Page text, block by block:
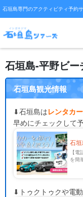
石垣島専門のアクティビティ予約
石垣島-平野ビー
石垣島観光情報
⬇︎石垣島はレンタカ
早めにチェックして
石
【
を簡
まで
⬇︎トゥクトゥクや電